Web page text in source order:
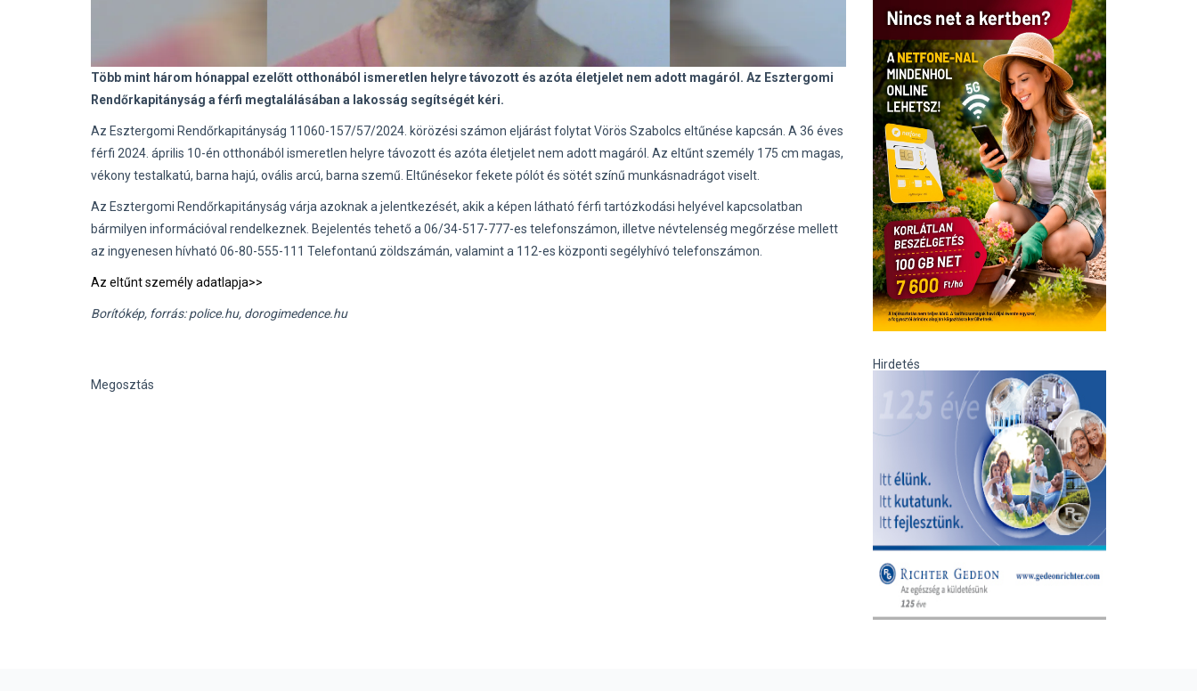
Több mint három hónappal ezelőtt otthonából ismeretlen helyre távozott és azóta életjelet nem adott magáról. Az Esztergomi
Rendőrkapitányság a férfi megtalálásában a lakosság segítségét kéri.
Az Esztergomi Rendőrkapitányság 11060-157/57/2024. körözési számon eljárást folytat Vörös Szabolcs eltűnése kapcsán. A 36 éves
férfi 2024. április 10-én otthonából ismeretlen helyre távozott és azóta életjelet nem adott magáról. Az eltűnt személy 175 cm magas,
vékony testalkatú, barna hajú, ovális arcú, barna szemű. Eltűnésekor fekete pólót és sötét színű munkásnadrágot viselt.
Az Esztergomi Rendőrkapitányság várja azoknak a jelentkezését, akik a képen látható férfi tartózkodási helyével kapcsolatban
bármilyen információval rendelkeznek. Bejelentés tehető a 06/34-517-777-es telefonszámon, illetve névtelenség megőrzése mellett
az ingyenesen hívható 06-80-555-111 Telefontanú zöldszámán, valamint a 112-es központi segélyhívó telefonszámon.
Az eltűnt személy adatlapja>>
Borítókép, forrás: police.hu, dorogimedence.hu
Megosztás
Hirdetés